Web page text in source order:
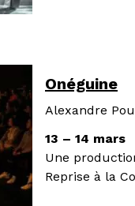
Onéguine
Alexandre
13 – 14 mars
Une
Reprise à la